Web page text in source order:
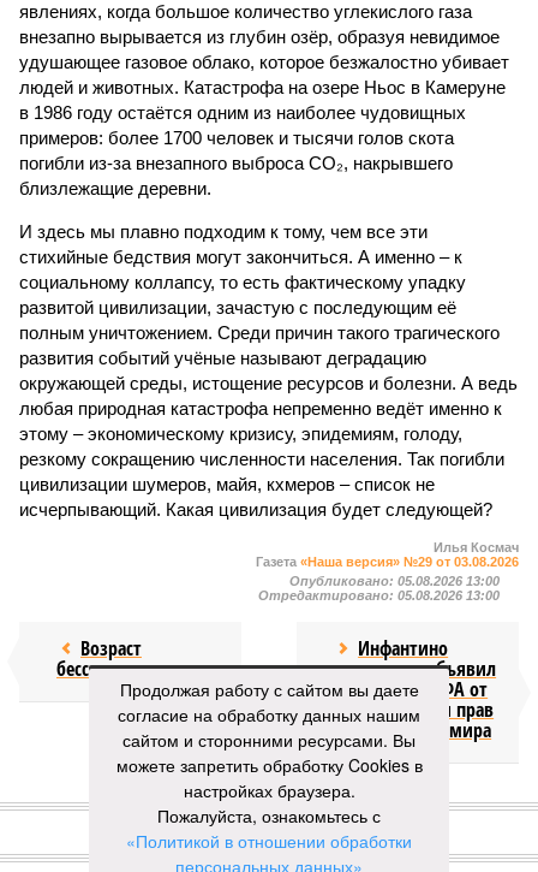
явлениях, когда большое количество углекислого газа
внезапно вырывается из глубин озёр, образуя невидимое
удушающее газовое облако, которое безжалостно убивает
людей и животных. Катастрофа на озере Ньос в Камеруне
в 1986 году остаётся одним из наиболее чудовищных
примеров: более 1700 человек и тысячи голов скота
погибли из-за внезапного выброса CO₂, накрывшего
близлежащие деревни.
И здесь мы плавно подходим к тому, чем все эти
стихийные бедствия могут закончиться. А именно – к
социальному коллапсу, то есть фактическому упадку
развитой цивилизации, зачастую с последующим её
полным уничтожением. Среди причин такого трагического
развития событий учёные называют деградацию
окружающей среды, истощение ресурсов и болезни. А ведь
любая природная катастрофа непременно ведёт именно к
этому – экономическому кризису, эпидемиям, голоду,
резкому сокращению численности населения. Так погибли
цивилизации шумеров, майя, кхмеров – список не
исчерпывающий. Какая цивилизация будет следующей?
Илья Космач
Газета «Наша версия» №29 от 03.08.2026
Опубликовано: 05.08.2026 13:00
Отредактировано: 05.08.2026 13:00
Возраст
бессмертия
Инфантино
отступил и объявил
об отказе ФИФА от
продажи доли прав
на чемпионат мира
КОММЕНТАРИИ
Версия //Конфликт // В нескольких станциях от уже сданного
Продолжая работу с сайтом вы даете
согласие на обработку данных нашим
сайтом и сторонними ресурсами. Вы
можете запретить обработку Cookies в
настройках браузера.
Пожалуйста, ознакомьтесь с
«Политикой в отношении обработки
персональных данных»